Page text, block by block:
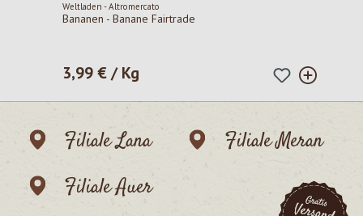
Weltladen - Altromercato
Bananen - Banane Fairtrade
Regulärer Preis:
3,99 € / Kg
Filiale Lana
Filiale Meran
Filiale Auer